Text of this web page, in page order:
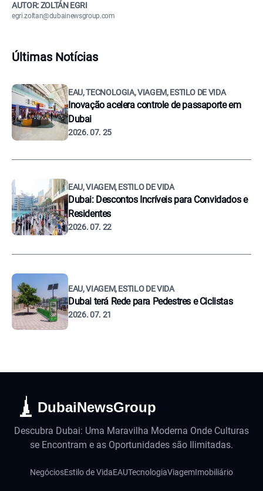
AUTOR: ZOLTÁN EGRI
egri.zoltan@dubainewsgroup.com
Últimas Notícias
EAU, TECNOLOGIA, VIAGEM, ESTILO DE VIDA
Inovação acelera controle de passaporte em
Dubai
2026. 07. 25
EAU, VIAGEM, ESTILO DE VIDA
Dubai: Descontos Incríveis para Convidados e
Residentes
2026. 07. 22
EAU, VIAGEM, ESTILO DE VIDA
Dubai terá Rede para Pedestres e Ciclistas
2026. 07. 21
DubaiNewsGroup
Descubra Dubai: Uma Maravilha Moderna Onde Culturas
se Encontram e as Oportunidades são Ilimitadas.
NegóciosEstilo de VidaEAUTecnologiaViagemImobiliário